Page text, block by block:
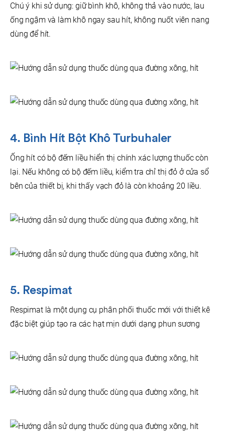
Chú ý khi sử dụng: giữ bình khô, không thả vào nước, lau
ống ngậm và làm khô ngay sau hít, không nuốt viên nang
dùng để hít.
4. Bình Hít Bột Khô Turbuhaler
Ống hít có bộ đếm liều hiển thị chính xác lượng thuốc còn
lại. Nếu không có bộ đếm liều, kiểm tra chỉ thị đỏ ở cửa sổ
bên của thiết bị, khi thấy vạch đỏ là còn khoảng 20 liều.
5. Respimat
Respimat là một dụng cụ phân phối thuốc mới với thiết kê
đặc biệt giúp tạo ra các hạt mịn dưới dạng phun sương